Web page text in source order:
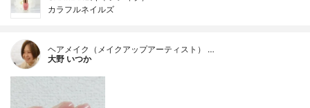
カラフルネイルズ
ヘアメイク（メイクアップアーティスト） …
大野 いつか